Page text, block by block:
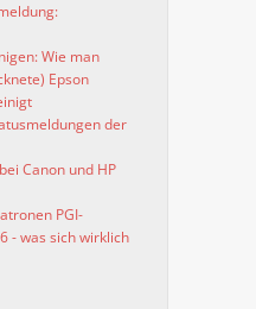
Wie man
Epson
der
Canon und HP
PGI-
- was sich wirklich